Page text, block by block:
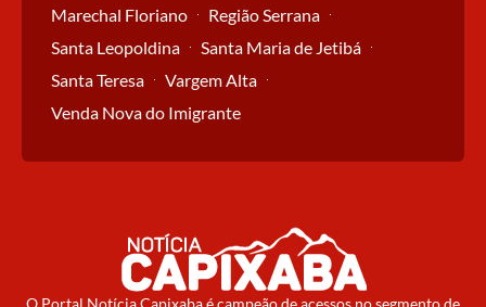
Marechal Floriano
Região Serrana
Santa Leopoldina
Santa Maria de Jetibá
Santa Teresa
Vargem Alta
Venda Nova do Imigrante
O Portal Notícia Capixaba é campeão de acessos no segmento de